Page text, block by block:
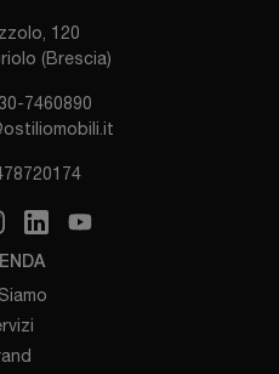
120
(Brescia)
7460890